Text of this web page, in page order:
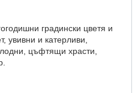
градински цветя и
увивни и катерливи,
цъфтящи храсти,